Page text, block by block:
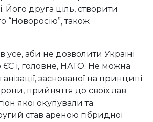
Його друга ціль, створити
“Новоросію”, також
усе, аби не дозволити Україні
і, головне, НАТО. Не можна
заснованої на принципі
прийняття до своїх лав
якої окупували та
став ареною гібридної